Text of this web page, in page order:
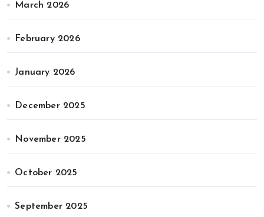
March 2026
February 2026
January 2026
December 2025
November 2025
October 2025
September 2025